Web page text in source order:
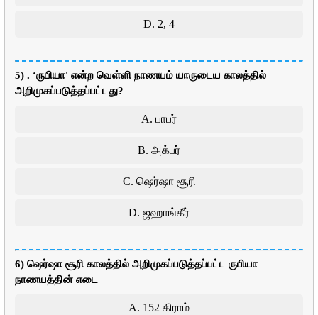
D. 2, 4
5) . ‘ருபியா' என்ற வெள்ளி நாணயம் யாருடைய காலத்தில்
அறிமுகப்படுத்தப்பட்டது?
A. பாபர்
B. அக்பர்
C. ஷெர்ஷா சூரி
D. ஜஹாங்கீர்
6) ஷெர்ஷா சூரி காலத்தில் அறிமுகப்படுத்தப்பட்ட ருபியா
நாணயத்தின் எடை
A. 152 கிராம்